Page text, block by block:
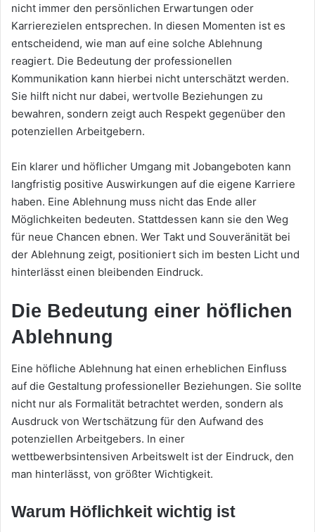
nicht immer den persönlichen Erwartungen oder
Karrierezielen entsprechen. In diesen Momenten ist es
entscheidend, wie man auf eine solche Ablehnung
reagiert. Die Bedeutung der professionellen
Kommunikation kann hierbei nicht unterschätzt werden.
Sie hilft nicht nur dabei, wertvolle Beziehungen zu
bewahren, sondern zeigt auch Respekt gegenüber den
potenziellen Arbeitgebern.
Ein klarer und höflicher Umgang mit Jobangeboten kann
langfristig positive Auswirkungen auf die eigene Karriere
haben. Eine Ablehnung muss nicht das Ende aller
Möglichkeiten bedeuten. Stattdessen kann sie den Weg
für neue Chancen ebnen. Wer Takt und Souveränität bei
der Ablehnung zeigt, positioniert sich im besten Licht und
hinterlässt einen bleibenden Eindruck.
Die Bedeutung einer höflichen
Ablehnung
Eine höfliche Ablehnung hat einen erheblichen Einfluss
auf die Gestaltung professioneller Beziehungen. Sie sollte
nicht nur als Formalität betrachtet werden, sondern als
Ausdruck von Wertschätzung für den Aufwand des
potenziellen Arbeitgebers. In einer
wettbewerbsintensiven Arbeitswelt ist der Eindruck, den
man hinterlässt, von größter Wichtigkeit.
Warum Höflichkeit wichtig ist